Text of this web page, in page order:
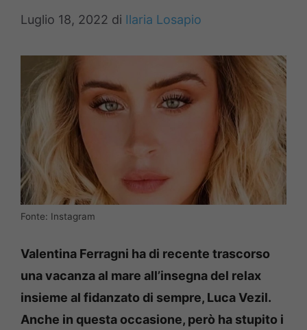
Luglio 18, 2022 di Ilaria Losapio
Fonte: Instagram
Valentina Ferragni ha di recente trascorso
una vacanza al mare all’insegna del relax
insieme al fidanzato di sempre, Luca Vezil.
Anche in questa occasione, però ha stupito i